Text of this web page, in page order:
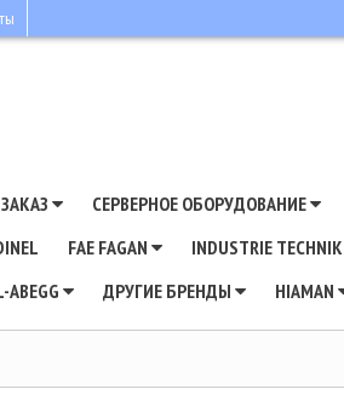
СЕРВЕРНОЕ ОБОРУДОВАНИЕ
FAE FAGAN INDUSTRIE TECHNIK
ABEGG ДРУГИЕ БРЕНДЫ HIAMAN